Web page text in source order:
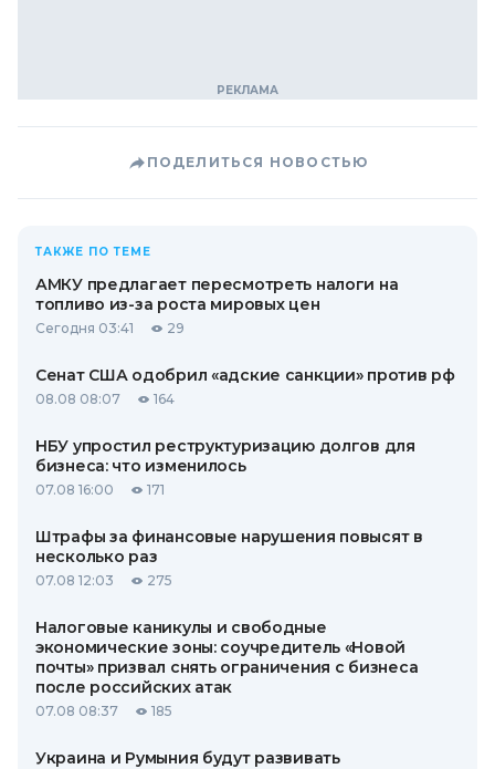
ПОДЕЛИТЬСЯ НОВОСТЬЮ
ТАКЖЕ ПО ТЕМЕ
АМКУ предлагает пересмотреть налоги на
топливо из-за роста мировых цен
Сегодня 03:41 29
Сенат США одобрил «адские санкции» против рф
08.08 08:07 164
НБУ упростил реструктуризацию долгов для
бизнеса: что изменилось
07.08 16:00 171
Штрафы за финансовые нарушения повысят в
несколько раз
07.08 12:03 275
Налоговые каникулы и свободные
экономические зоны: соучредитель «Новой
почты» призвал снять ограничения с бизнеса
после российских атак
07.08 08:37 185
Украина и Румыния будут развивать